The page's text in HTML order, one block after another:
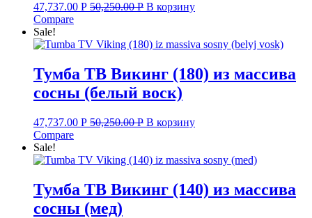
47,737.00 Р 50,250.00Р В корзину
Compare
Sale!
Тумба ТВ Викинг (180) из массива
сосны (белый воск)
47,737.00 Р 50,250.00Р В корзину
Compare
Sale!
Тумба ТВ Викинг (140) из массива
сосны (мед)